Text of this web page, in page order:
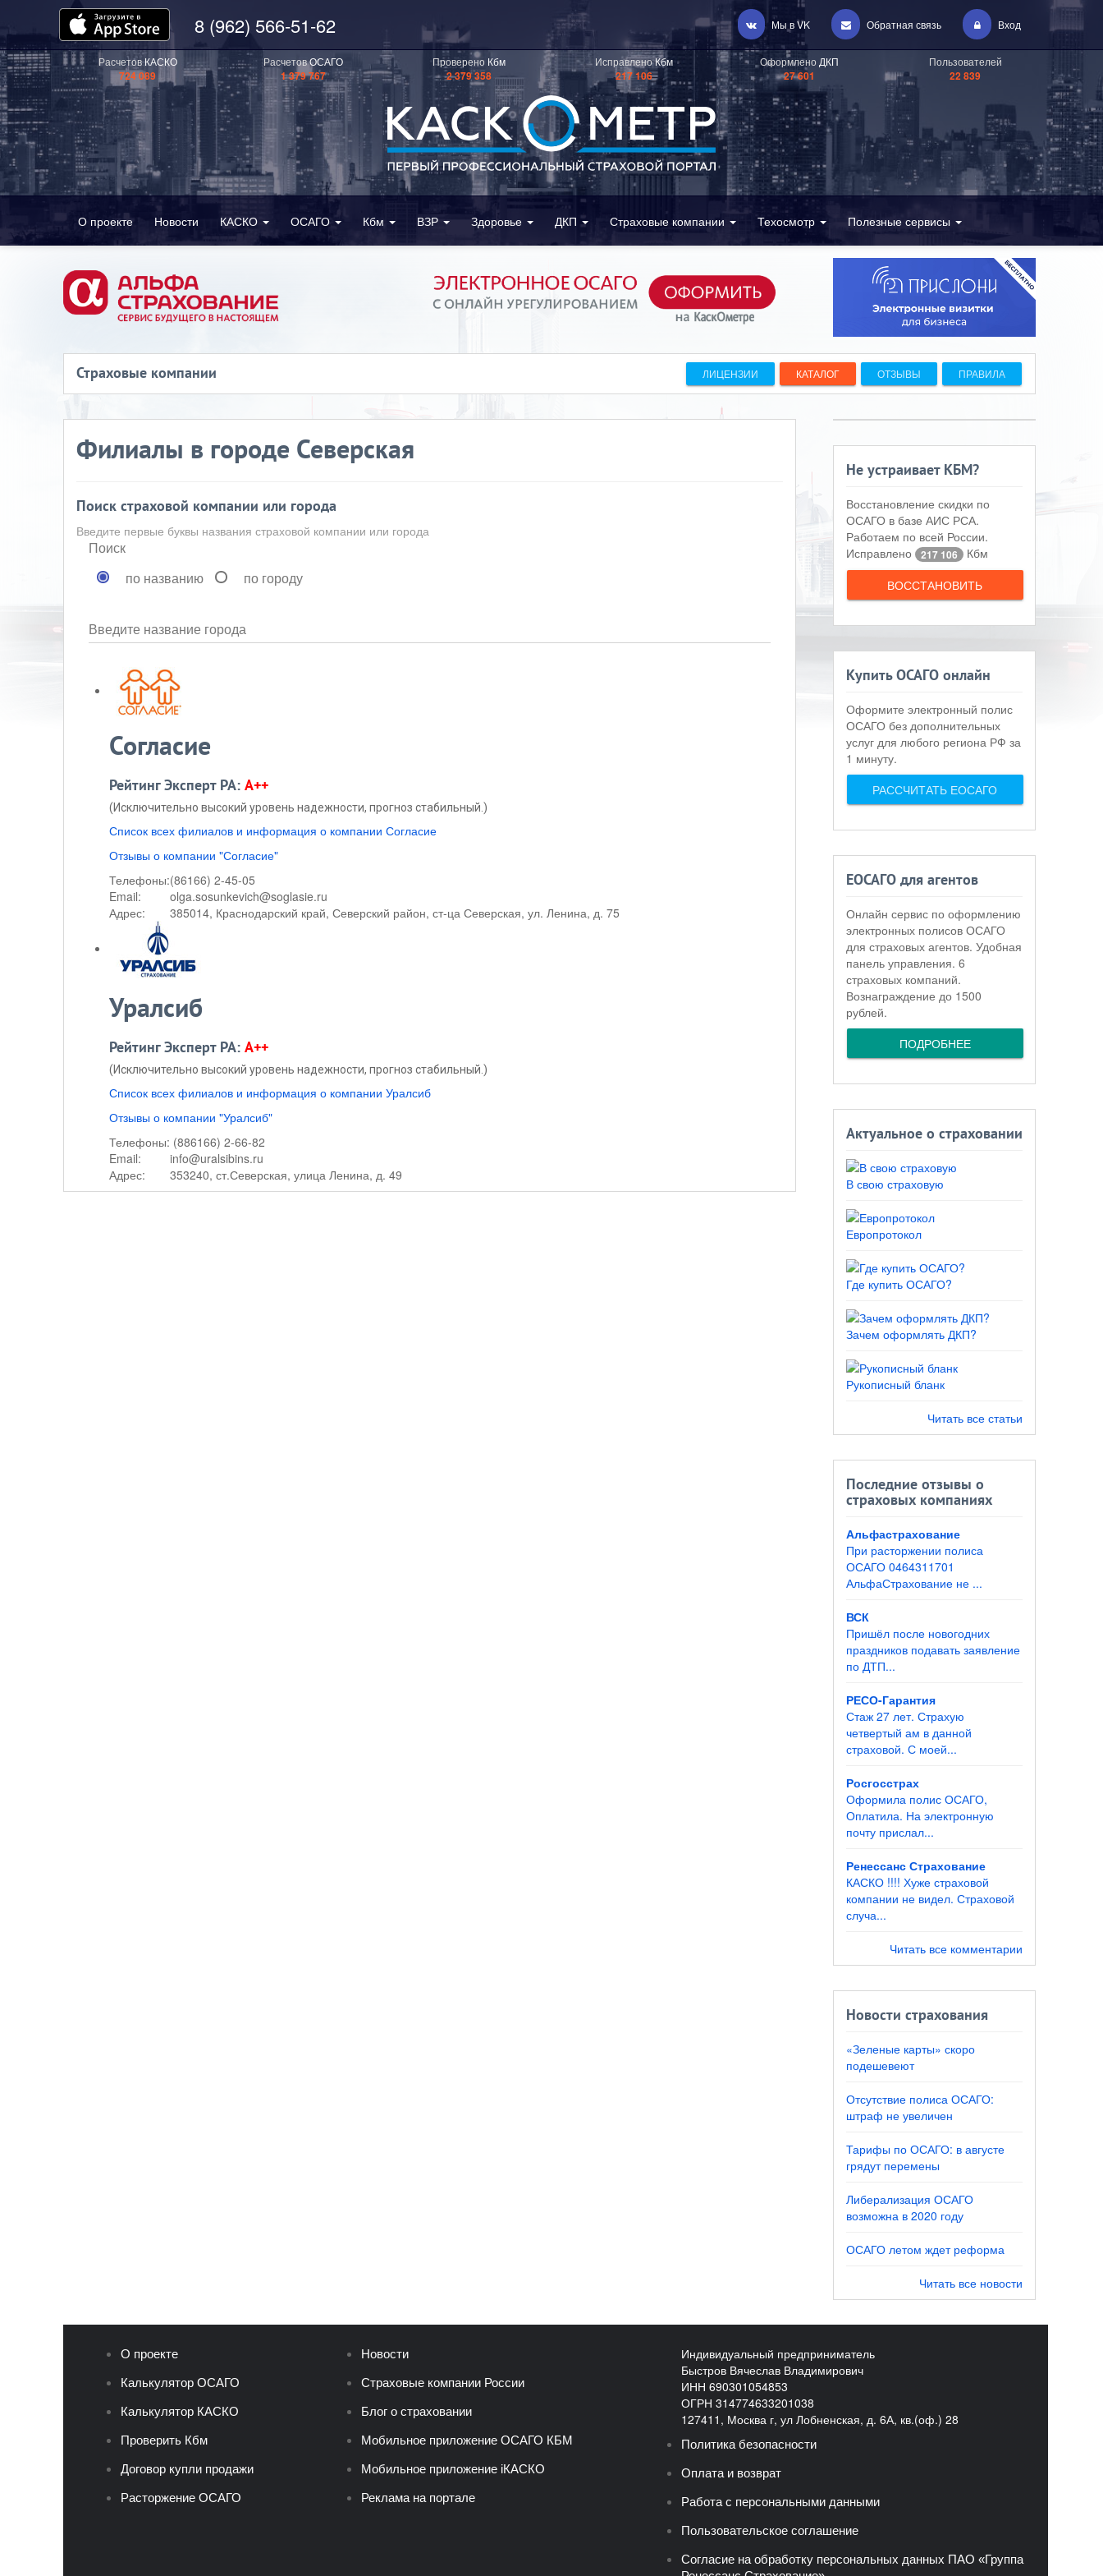
8 (962) 566-51-62 Мы в VK Обратная связь Вход
РасчетовКАСКО
724 089
РасчетовОСАГО
1 379 767
Проверено Кбм
2 379 358
ИсправленоКбм
217 106
Оформлено ДКП
27 601
Пользователей
22 839
О проекте Новости КАСКО ОСАГО Кбм ВЗР Здоровье ДКП Страховые компании Техосмотр Полезные сервисы
Страховые компании ЛИЦЕНЗИИ КАТАЛОГ ОТЗЫВЫ ПРАВИЛА
Филиалы в городе Северская
Поиск страховой компании или города
Введите первые буквы названия страховой компании или города
Поиск
по названию
по городу
Введите название города
Согласие
Рейтинг Эксперт РА: A++
(Исключительно высокий уровень надежности, прогноз стабильный.)
Список всех филиалов и информация о компании Согласие
Отзывы о компании "Согласие"
Телефоны:(86166) 2-45-05
Email:
olga.sosunkevich@soglasie.ru
Адрес:
385014, Краснодарский край, Северский район, ст-ца Северская, ул. Ленина, д. 75
Уралсиб
Рейтинг Эксперт РА: A++
(Исключительно высокий уровень надежности, прогноз стабильный.)
Список всех филиалов и информация о компании Уралсиб
Отзывы о компании "Уралсиб"
Телефоны: (886166) 2-66-82
Email:
info@uralsibins.ru
Адрес:
353240, ст.Северская, улица Ленина, д. 49
Не устраивает КБМ?
Восстановление скидки по
ОСАГО в базе АИС РСА.
Работаем по всей России.
Исправлено
217 106 Кбм
ВОССТАНОВИТЬ
Купить ОСАГО онлайн
Оформите электронный полис
ОСАГО без дополнительных
услуг для любого региона РФ за
1 минуту.
РАССЧИТАТЬ ЕОСАГО
ЕОСАГО для агентов
Онлайн сервис по оформлению
электронных полисов ОСАГО
для страховых агентов. Удобная
панель управления. 6
страховых компаний.
Вознаграждение до 1500
рублей.
ПОДРОБНЕЕ
Актуальное о страховании
В свою страховую
Европротокол
Где купить ОСАГО?
Зачем оформлять ДКП?
Рукописный бланк
Читать все статьи
Последние отзывы о
страховых компаниях
Альфастрахование
При расторжении полиса
ОСАГО 0464311701
АльфаСтрахование не ...
ВСК
Пришёл после новогодних
праздников подавать заявление
по ДТП...
РЕСО-Гарантия
Стаж 27 лет. Страхую
четвертый ам в данной
страховой. С моей...
Росгосстрах
Оформила полис ОСАГО,
Оплатила. На электронную
почту прислал...
Ренессанс Страхование
КАСКО !!!! Хуже страховой
компании не видел. Страховой
случа...
Читать все комментарии
Новости страхования
«Зеленые карты» скоро
подешевеют
Отсутствие полиса ОСАГО:
штраф не увеличен
Тарифы по ОСАГО: в августе
грядут перемены
Либерализация ОСАГО
возможна в 2020 году
ОСАГО летом ждет реформа
Читать все новости
О проекте
Калькулятор ОСАГО
Калькулятор КАСКО
Проверить Кбм
Договор купли продажи
Расторжение ОСАГО
Новости
Страховые компании России
Блог о страховании
Мобильное приложение ОСАГО КБМ
Мобильное приложение iКАСКО
Реклама на портале
Индивидуальный предприниматель
Быстров Вячеслав Владимирович
ИНН 690301054853
ОГРН 314774633201038
127411, Москва г, ул Лобненская, д. 6А, кв.(оф.) 28
Политика безопасности
Оплата и возврат
Работа с персональными данными
Пользовательское соглашение
Согласие на обработку персональных данных ПАО «Группа